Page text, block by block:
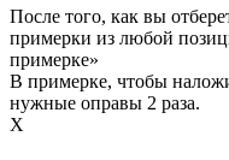
После того, как вы
примерки из любой
примерке»
В примерке, чтобы
нужные оправы 2 раза.
X